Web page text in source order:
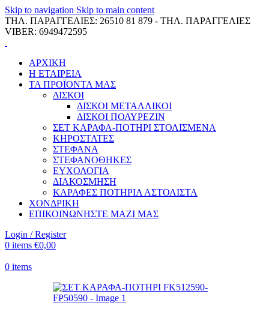
Skip to navigation Skip to main content
ΤΗΛ. ΠΑΡΑΓΓΕΛΙΕΣ: 26510 81 879 - ΤΗΛ. ΠΑΡΑΓΓΕΛΙΕΣ
VIBER: 6949472595
ΑΡΧΙΚΗ
Η ΕΤΑΙΡΕΙΑ
ΤΑ ΠΡΟΪΟΝΤΑ ΜΑΣ
ΔΙΣΚΟΙ
ΔΙΣΚΟΙ ΜΕΤΑΛΛΙΚΟΙ
ΔΙΣΚΟΙ ΠΟΛΥΡΕΖΙΝ
ΣΕΤ ΚΑΡΑΦΑ-ΠΟΤΗΡΙ ΣΤΟΛΙΣΜΕΝΑ
ΚΗΡΟΣΤΑΤΕΣ
ΣΤΕΦΑΝΑ
ΣΤΕΦΑΝΟΘΗΚΕΣ
ΕΥΧΟΛΟΓΙΑ
ΔΙΑΚΟΣΜΗΣΗ
ΚΑΡΑΦΕΣ ΠΟΤΗΡΙΑ ΑΣΤΟΛΙΣΤΑ
ΧΟΝΔΡΙΚΗ
ΕΠΙΚΟΙΝΩΝΗΣΤΕ ΜΑΖΙ ΜΑΣ
Login / Register
0 items €0,00
0 items